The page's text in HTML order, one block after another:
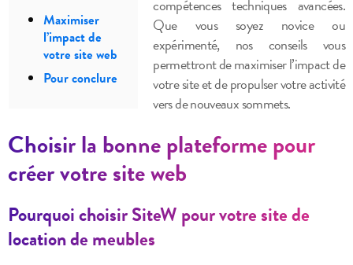
Maximiser
l’impact de
votre site web
Pour conclure
compétences techniques avancées.
Que vous soyez novice ou
expérimenté, nos conseils vous
permettront de maximiser l’impact de
votre site et de propulser votre activité
vers de nouveaux sommets.
Choisir la bonne plateforme pour
créer votre site web
Pourquoi choisir SiteW pour votre site de
location de meubles